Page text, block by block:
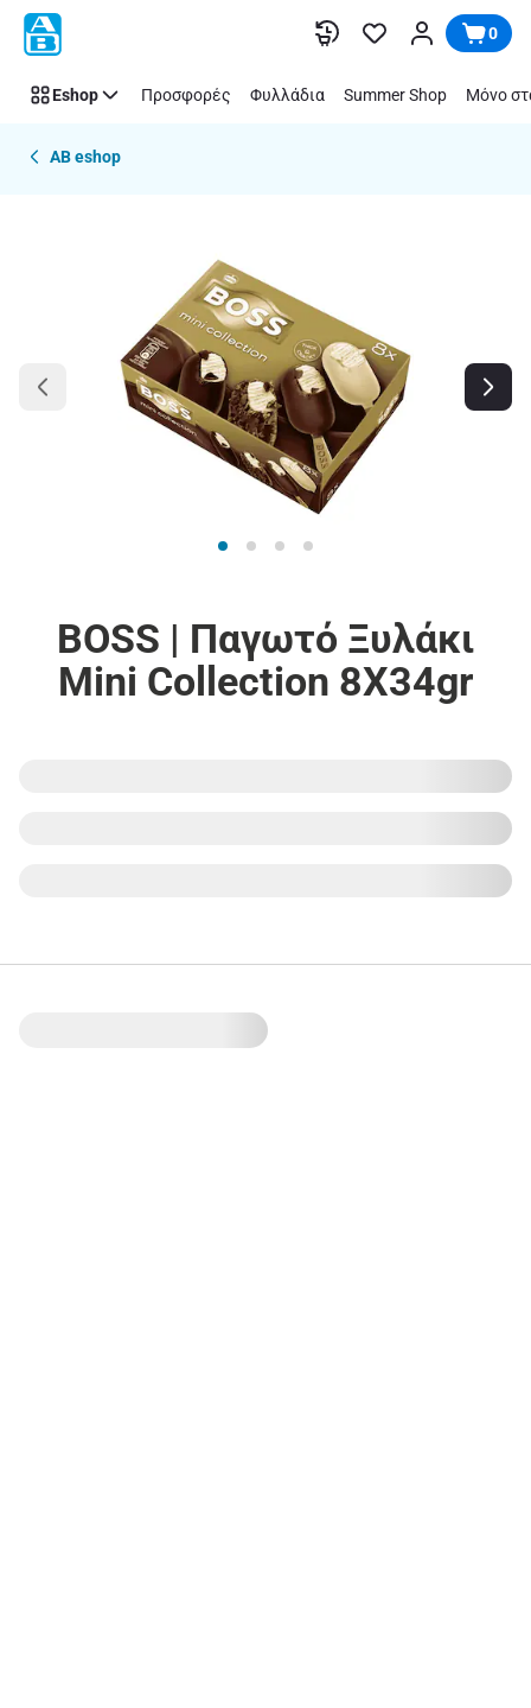
Παράλειψη 0
Eshop Προσφορές Φυλλάδια Summer Shop Μόνο
AB eshop
BOSS | Παγωτό Ξυλάκι
Mini Collection 8X34gr